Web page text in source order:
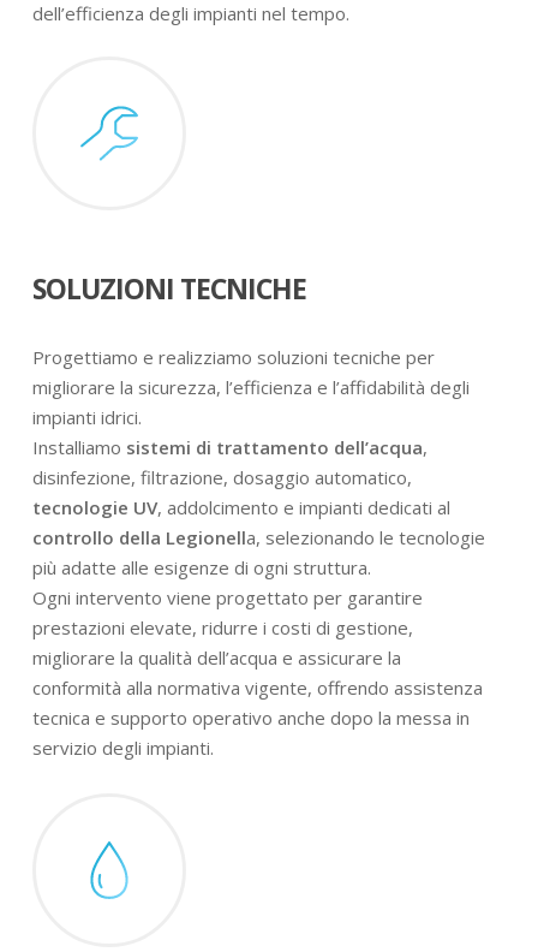
dell’efficienza degli impianti nel tempo.
SOLUZIONI TECNICHE
Progettiamo e realizziamo soluzioni tecniche per
migliorare la sicurezza, l’efficienza e l’affidabilità degli
impianti idrici.
Installiamo sistemi di trattamento dell’acqua,
disinfezione, filtrazione, dosaggio automatico,
tecnologie UV, addolcimento e impianti dedicati al
controllo della Legionella, selezionando le tecnologie
più adatte alle esigenze di ogni struttura.
Ogni intervento viene progettato per garantire
prestazioni elevate, ridurre i costi di gestione,
migliorare la qualità dell’acqua e assicurare la
conformità alla normativa vigente, offrendo assistenza
tecnica e supporto operativo anche dopo la messa in
servizio degli impianti.